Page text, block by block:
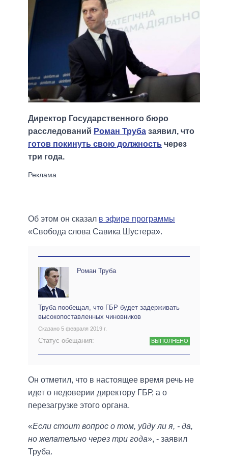
Директор Государственного бюро
расследований Роман Труба заявил, что
готов покинуть свою должность через
три года.
Об этом он сказал в эфире программы
«Свобода слова Савика Шустера».
Роман Труба
Труба пообещал, что ГБР будет задерживать
высокопоставленных чиновников
Сказано 5 февраля 2019 г.
Статус обещания: ВЫПОЛНЕНО
Он отметил, что в настоящее время речь не
идет о недоверии директору ГБР, а о
перезагрузке этого органа.
«Если стоит вопрос о том, уйду ли я, - да,
но желательно через три года», - заявил
Труба.